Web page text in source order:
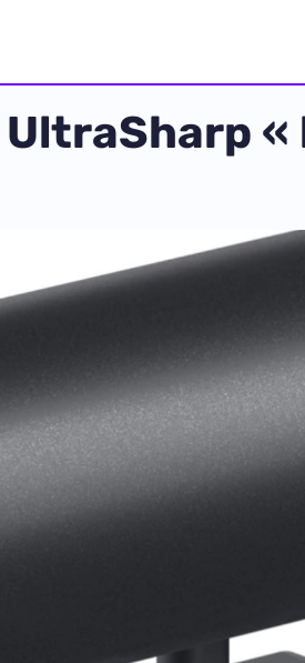
UltraSharp